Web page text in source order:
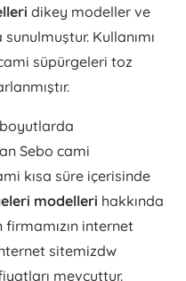
dikey modeller ve
Kullanımı
süpürgeleri toz
Sebo cami
kısa süre içerisinde
modelleri hakkında
internet
sitemizdw
mevcuttur.